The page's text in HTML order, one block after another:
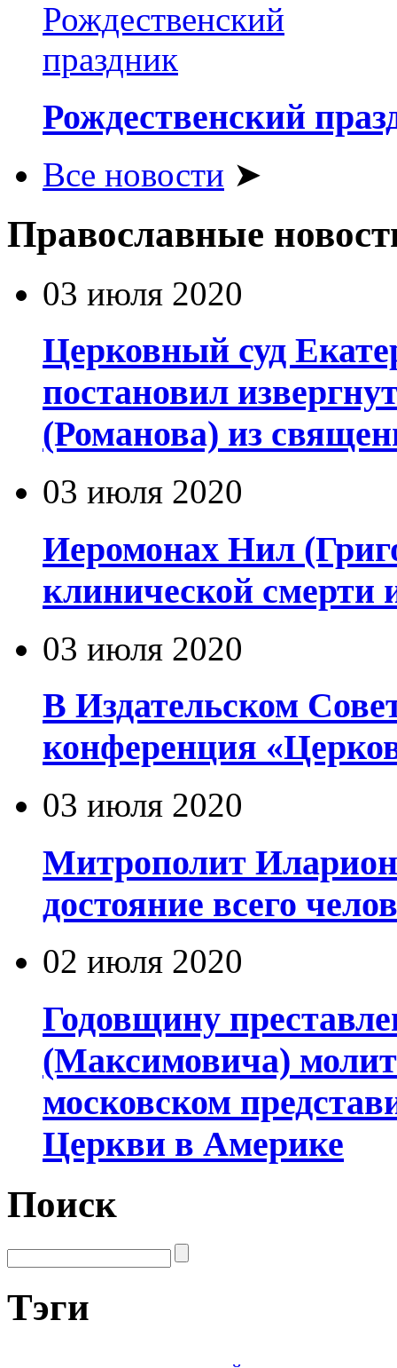
Рождественский
Все новости ➤
Православные
03 июля 2020
Церковный суд
постановил
(Романова) из
03 июля 2020
Иеромонах Нил
клинической смерти
03 июля 2020
В Издательском
конференция
03 июля 2020
Митрополит
достояние всего
02 июля 2020
Годовщину
(Максимовича)
московском
Церкви в Америке
Поиск
Тэги